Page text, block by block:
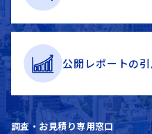
公開レポートの
調査・お見積り専用窓口